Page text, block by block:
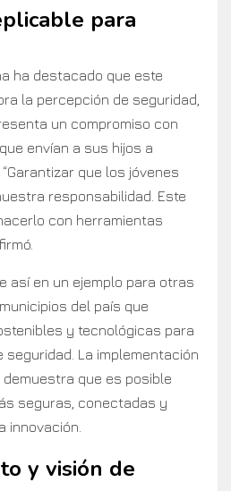
para
ha destacado que este
la percepción de seguridad,
un compromiso con
envían a sus hijos a
que los jóvenes
responsabilidad. Este
con herramientas
así en un ejemplo para otras
del país que
y tecnológicas para
La implementación
demuestra que es posible
seguras, conectadas y
innovación.
y visión de